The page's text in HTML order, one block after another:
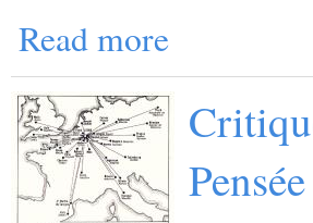
Read more